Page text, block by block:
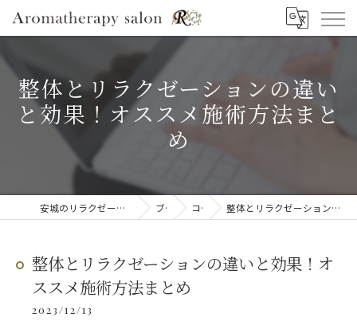
整体とリラクゼーションの違い
と効果！オススメ施術方法まと
め
安城のリラクゼーションならAromatherapy salon R ブログ コラム 整体とリラクゼーションの違いと効果！オススメ施術方法まとめ
整体とリラクゼーションの違いと効果！オ
ススメ施術方法まとめ
2023/12/13